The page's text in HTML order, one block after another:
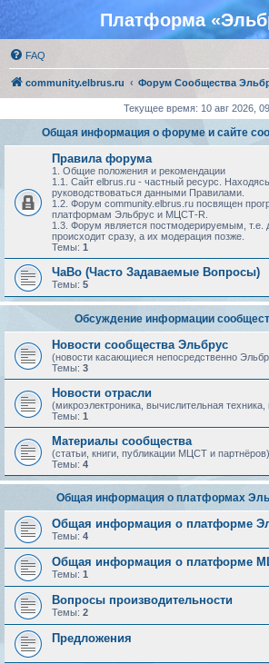
Платформа
FAQ
community.elbrus.ru Форум Сообщества
Текущее время: 10 авг 2026,
Общая информация о форуме и сайте
Правила форума
1. Общие положения и рекомендации
1.1. Сайт elbrus.ru - частный ресурс.
руководствоваться данными Правилами.
1.2. Форум community.elbrus.ru посвящен
платформам Эльбрус и МЦСТ-R.
1.3. Форум является постмодерируемым, т.е.
происходит сразу, а их модерация позже.
Темы: 1
ЧаВо (Часто Задаваемые Вопросы)
Темы: 5
Обсуждение информации
Новости сообщества Эльбрус
(новости касающиеся непосредственно
Темы: 3
Новости отрасли
(микроэлектроника, вычислительная
Темы: 1
Материалы сообщества
(статьи, книги, публикации МЦСТ и партнёров)
Темы: 4
Общая информация о платформах
Общая информация о платформе
Темы: 4
Общая информация о платформе
Темы: 1
Вопросы производительности
Темы: 2
Предложения